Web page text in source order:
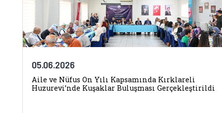
05.06.2026
Aile ve Nüfus On Yılı Kapsamında Kırklareli
Huzurevi’nde Kuşaklar Buluşması Gerçekleştirildi